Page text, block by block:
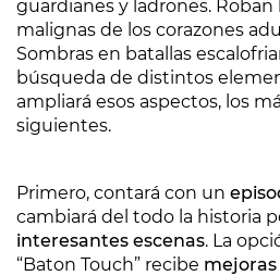
guardianes y ladrones.
malignas de los corazones
Sombras en batallas
búsqueda de distintos
ampliará esos aspectos, los
siguientes.
Primero, contará con un
cambiará del todo la historia
interesantes escenas. La
“Baton Touch” recibe